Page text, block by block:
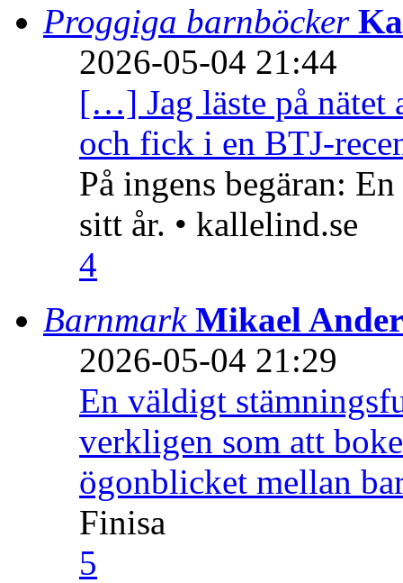
Proggiga barnböcker
2026-05-04 21:44
[…] Jag läste på nätet
och fick i en BTJ-
På ingens begäran:
sitt år. • kallelind.se
4
Barnmark Mikael
2026-05-04 21:29
En väldigt
verkligen som att
ögonblicket mellan
Finisa
5